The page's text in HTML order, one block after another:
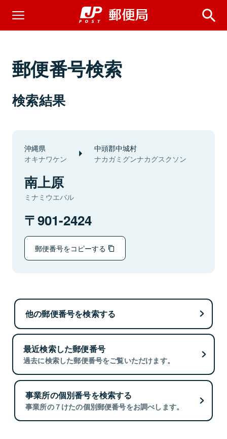
郵便番号検索
検索結果
沖縄県
オキナワケン
中頭郡中城村
ナカガミグンナカグスクソン
南上原
ミナミウエバル
901-2424
郵便番号をコピーする
他の郵便番号を検索する
最近検索した郵便番号
過去に検索した郵便番号をご覧いただけます。
事業所の個別番号を検索する
事業所の７けたの個別郵便番号をお調べします。